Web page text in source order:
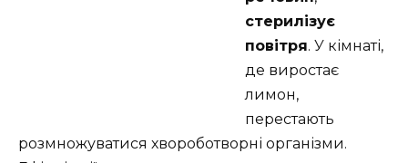
стерилізує
повітря. У кімнаті,
де виростає
лимон,
перестають
розмножуватися хвороботворні організми.